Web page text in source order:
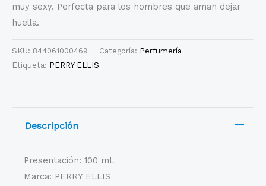
muy sexy. Perfecta para los hombres que aman dejar
huella.
SKU: 844061000469 Categoría: Perfumería
Etiqueta: PERRY ELLIS
Descripción
Presentación: 100 mL
Marca: PERRY ELLIS